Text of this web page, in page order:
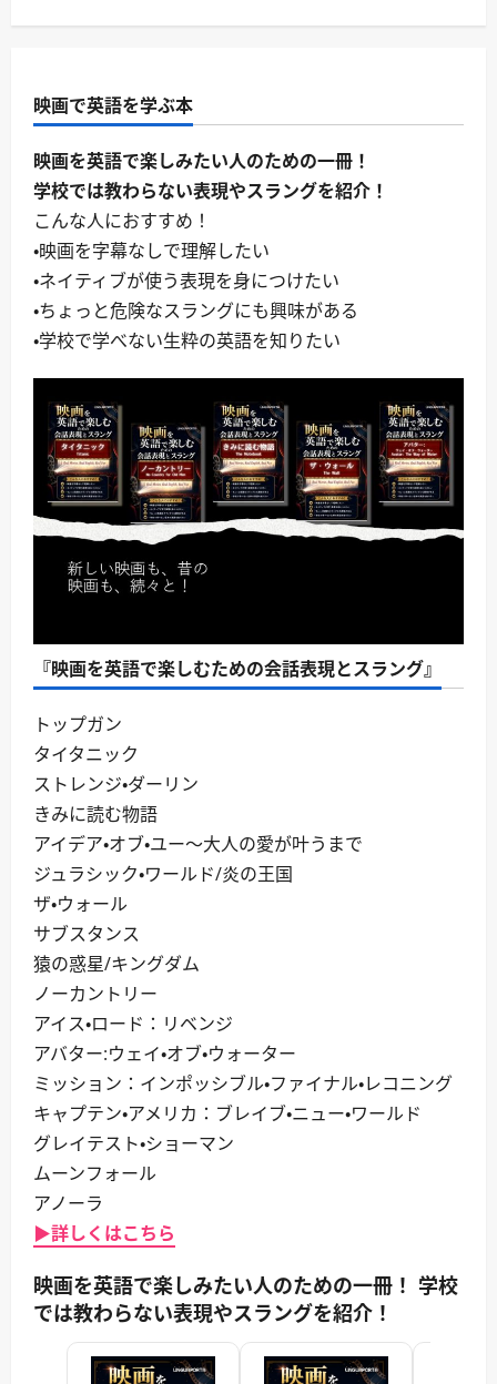
映画で英語を学ぶ本
映画を英語で楽しみたい人のための一冊！
学校では教わらない表現やスラングを紹介！
こんな人におすすめ！
・映画を字幕なしで理解したい
・ネイティブが使う表現を身につけたい
・ちょっと危険なスラングにも興味がある
・学校で学べない生粋の英語を知りたい
『映画を英語で楽しむための会話表現とスラング』
トップガン
タイタニック
ストレンジ・ダーリン
きみに読む物語
アイデア・オブ・ユー～大人の愛が叶うまで
ジュラシック・ワールド/炎の王国
ザ・ウォール
サブスタンス
猿の惑星/キングダム
ノーカントリー
アイス・ロード：リベンジ
アバター:ウェイ・オブ・ウォーター
ミッション：インポッシブル・ファイナル・レコニング
キャプテン・アメリカ：ブレイブ・ニュー・ワールド
グレイテスト・ショーマン
ムーンフォール
アノーラ
▶詳しくはこちら
映画を英語で楽しみたい人のための一冊！ 学校
では教わらない表現やスラングを紹介！